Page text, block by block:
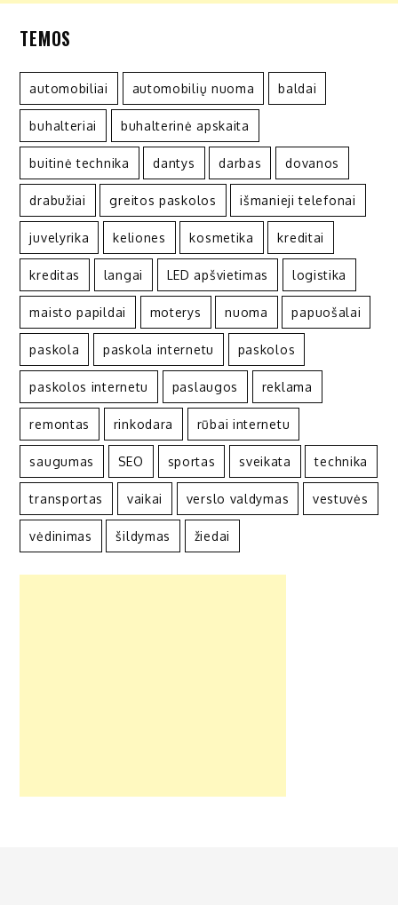
TEMOS
automobiliai automobilių nuoma baldai
buhalteriai buhalterinė apskaita
buitinė technika dantys darbas dovanos
drabužiai greitos paskolos išmanieji telefonai
juvelyrika keliones kosmetika kreditai
kreditas langai LED apšvietimas logistika
maisto papildai moterys nuoma papuošalai
paskola paskola internetu paskolos
paskolos internetu paslaugos reklama
remontas rinkodara rūbai internetu
saugumas SEO sportas sveikata technika
transportas vaikai verslo valdymas vestuvės
vėdinimas šildymas žiedai